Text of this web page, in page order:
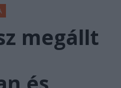
megállt